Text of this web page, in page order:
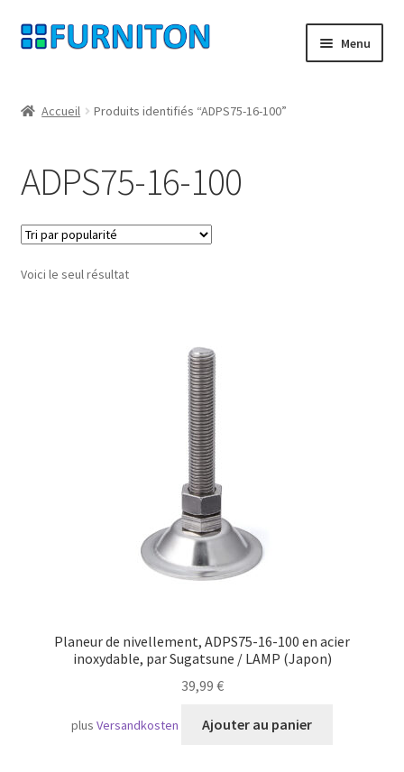
Aller
à
navigation
Aller
au
Menu
Protection des données
Droit de rétractation
Contact
CONDITIONS GÉNÉRALES DE VENTE
Accueil Produits identifiés “ADPS75-16-100”
ADPS75-16-100
Voici le seul résultat
Planeur de nivellement, ADPS75-16-100 en acier
inoxydable, par Sugatsune / LAMP (Japon)
39,99 €
plusVersandkosten Ajouter au panier